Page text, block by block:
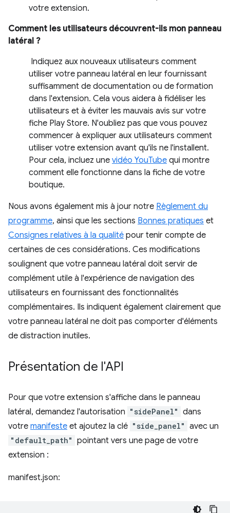
votre extension.
Comment les utilisateurs découvrent-ils mon panneau
latéral ?
Indiquez aux nouveaux utilisateurs comment
utiliser votre panneau latéral en leur fournissant
suffisamment de documentation ou de formation
dans l'extension. Cela vous aidera à fidéliser les
utilisateurs et à éviter les mauvais avis sur votre
fiche Play Store. N'oubliez pas que vous pouvez
commencer à expliquer aux utilisateurs comment
utiliser votre extension avant qu'ils ne l'installent.
Pour cela, incluez une vidéo YouTube qui montre
comment elle fonctionne dans la fiche de votre
boutique.
Nous avons également mis à jour notre Règlement du
programme, ainsi que les sections Bonnes pratiques et
Consignes relatives à la qualité pour tenir compte de
certaines de ces considérations. Ces modifications
soulignent que votre panneau latéral doit servir de
complément utile à l'expérience de navigation des
utilisateurs en fournissant des fonctionnalités
complémentaires. Ils indiquent également clairement que
votre panneau latéral ne doit pas comporter d'éléments
de distraction inutiles.
Présentation de l'API
Pour que votre extension s'affiche dans le panneau
latéral, demandez l'autorisation "sidePanel" dans
votre manifeste et ajoutez la clé "side_panel" avec un
"default_path" pointant vers une page de votre
extension :
manifest.json: